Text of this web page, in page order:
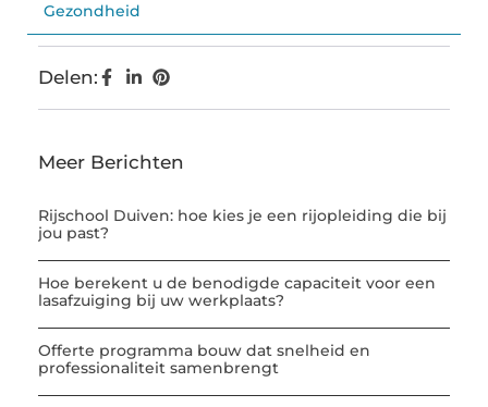
Gezondheid
Delen:
Meer Berichten
Rijschool Duiven: hoe kies je een rijopleiding die bij
jou past?
Hoe berekent u de benodigde capaciteit voor een
lasafzuiging bij uw werkplaats?
Offerte programma bouw dat snelheid en
professionaliteit samenbrengt